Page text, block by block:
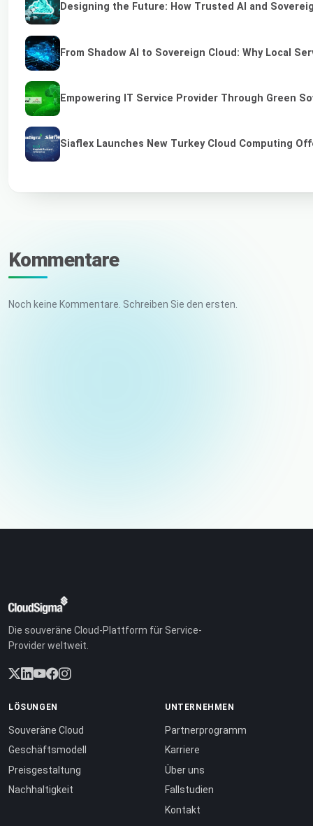
Designing the Future: How Trusted AI and
From Shadow AI to Sovereign Cloud: Why Local
Empowering IT Service Provider Through Green
Siaflex Launches New Turkey Cloud Computing
Kommentare
Noch keine Kommentare. Schreiben Sie den ersten.
Die souveräne Cloud-Plattform für Service-
Provider weltweit.
LÖSUNGEN
Souveräne Cloud
Geschäftsmodell
Preisgestaltung
Nachhaltigkeit
UNTERNEHMEN
Partnerprogramm
Karriere
Über uns
Fallstudien
Kontakt